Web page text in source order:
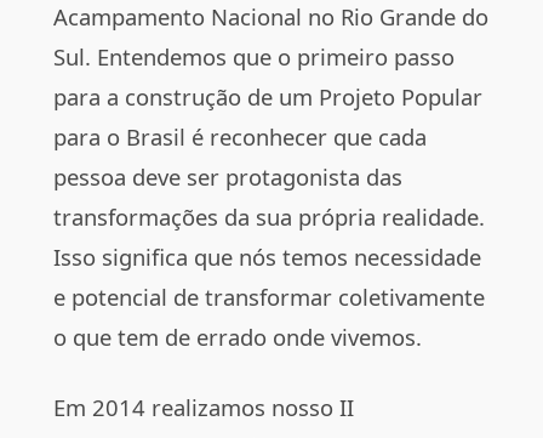
Acampamento Nacional no Rio Grande do
Sul. Entendemos que o primeiro passo
para a construção de um Projeto Popular
para o Brasil é reconhecer que cada
pessoa deve ser protagonista das
transformações da sua própria realidade.
Isso significa que nós temos necessidade
e potencial de transformar coletivamente
o que tem de errado onde vivemos.
Em 2014 realizamos nosso II